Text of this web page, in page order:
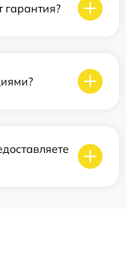
гарантия?